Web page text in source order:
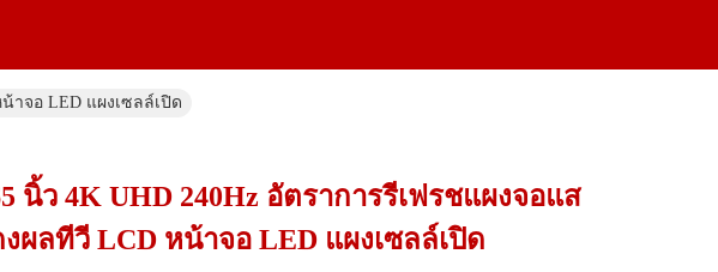
าจอ LED แผงเซลล์เปิด
นิ้ว 4K UHD 240Hz อัตราการรีเฟรชแผงจอแส
ผลทีวี LCD หน้าจอ LED แผงเซลล์เปิด